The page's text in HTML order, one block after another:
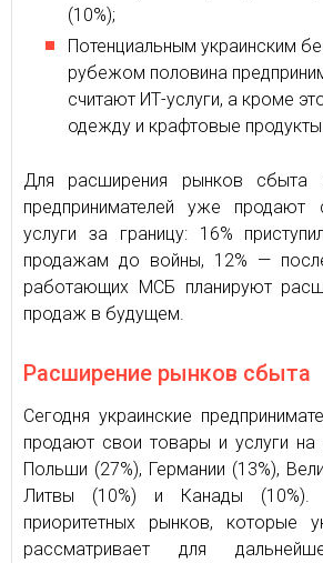
(10%);
Потенциальным украинским
рубежом половина
считают ИТ-услуги, а кроме
одежду и крафтовые продукты.
Для расширения рынков сбыта
предпринимателей уже
услуги за границу: 16%
продажам до войны, 12% —
работающих МСБ планируют
продаж в будущем.
Расширение рынков сбыта
Сегодня украинские
продают свои товары и услуги
Польши (27%), Германии (13%),
Литвы (10%) и Канады (10%).
приоритетных рынков, которые
рассматривает для